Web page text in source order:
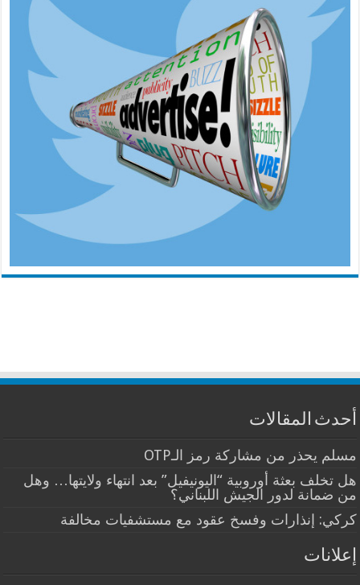
أحدث المقالات
مسلم يحذر من مشاركة رمز الـOTP
هل تخلف بعثة أوروبية “اليونيفيل” بعد انتهاء ولايتها… وهل
من ضمانة لدور الجيش اللبناني؟
كركي: إنذارات وفسخ عقود مع مستشفيات مخالفة
إعلانات